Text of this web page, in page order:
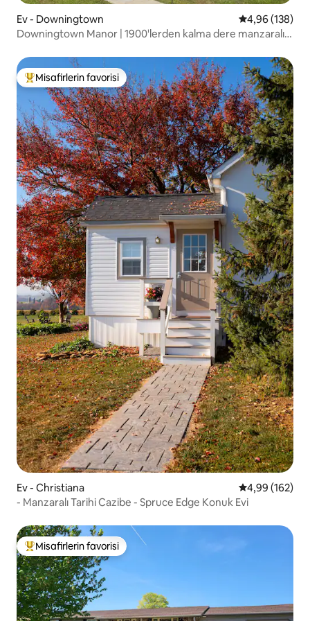
Ev - Downingtown 5 üzerinden
4,96 (138)
Downingtown Manor | 1900'lerden kalma dere manzaralı
Misafirlerin favorilerinden en beğenilenler arasında
Misafirlerin favorisi
Ev - Christiana 5 üzerinden
4,99 (162)
- Manzaralı Tarihi Cazibe - Spruce Edge Konuk Evi
Misafirlerin favorilerinden en beğenilenler arasında
Misafirlerin favorisi